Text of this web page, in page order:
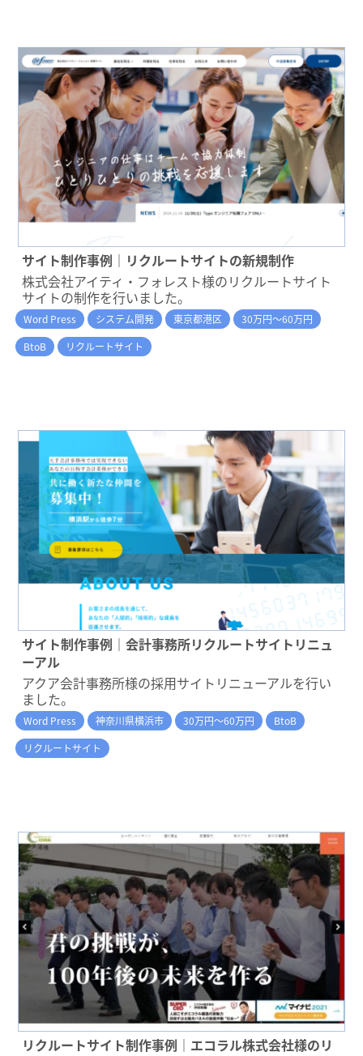
サイト制作事例｜リクルートサイトの新規制作
株式会社アイティ・フォレスト様のリクルートサイト
サイトの制作を行いました。
Word Press システム開発 東京都港区
30万円～60万円
BtoB
リクルートサイト
サイト制作事例｜会計事務所リクルートサイトリニュ
ーアル
アクア会計事務所様の採用サイトリニューアルを行い
ました。
Word Press 神奈川県横浜市 30万円～60万円
BtoB
リクルートサイト
リクルートサイト制作事例｜エコラル株式会社様のリ